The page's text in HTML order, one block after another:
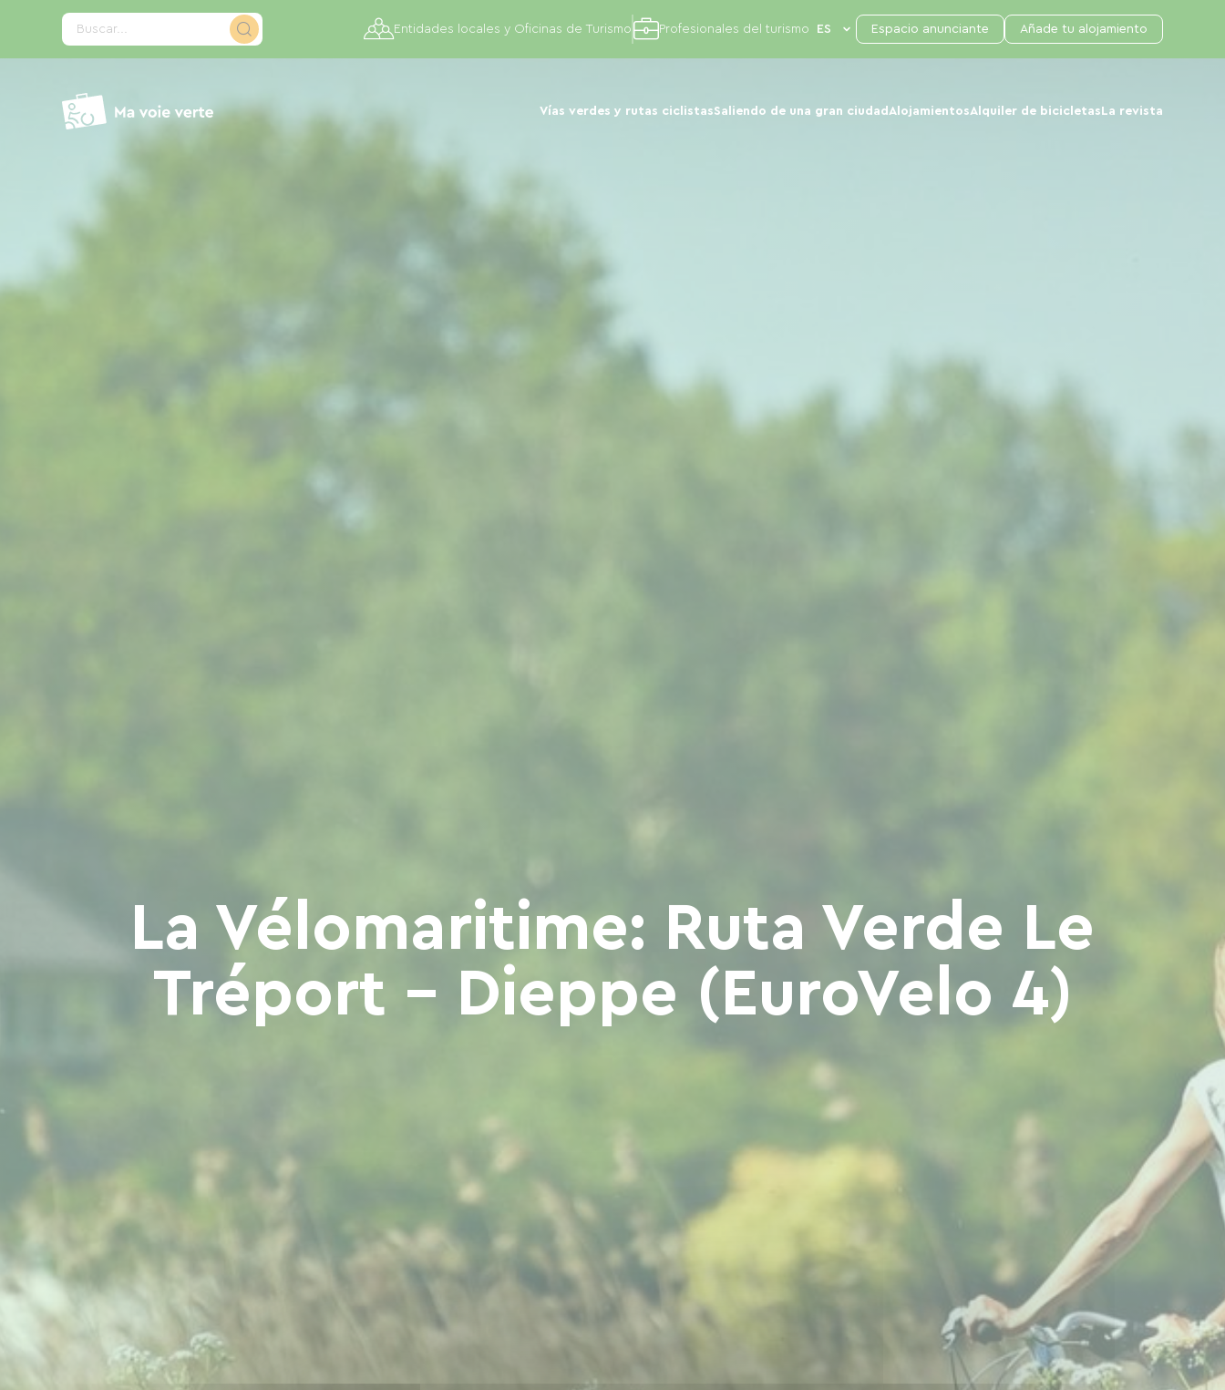
Buscar...
Vías verdes y rutas ciclistasSaliendo de una gran ciudad AlojamientosAlquiler de bicicletas La revista
Entidades locales y Oficinas de Turismo Profesionales del turismo Espacio anunciante Añade tu alojamiento
La Vélomaritime: Ruta Verde Le
Tréport - Dieppe (EuroVelo 4)
Panel de gestión de cookies